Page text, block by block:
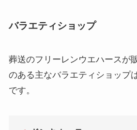
バラエティショップ
葬送のフリーレンウエハースが
のある主なバラエティショップ
です。